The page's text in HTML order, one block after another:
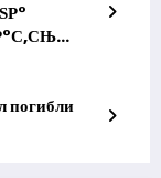
погибли